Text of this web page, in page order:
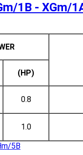
1B - XGm/
(HP)
0.8
1.0